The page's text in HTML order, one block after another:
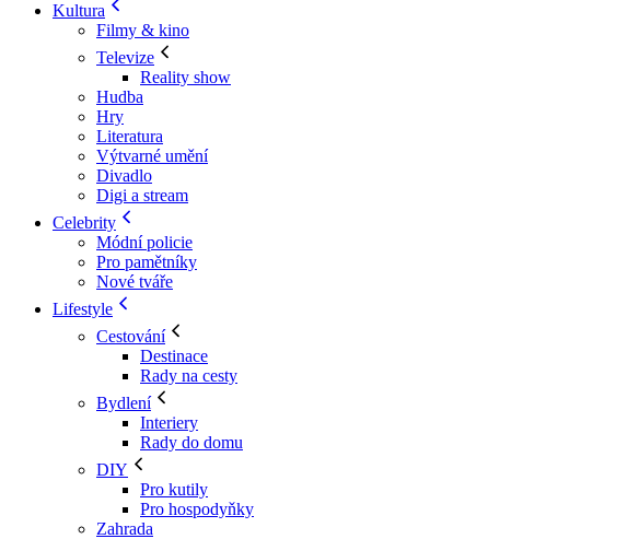
Kultura
Filmy & kino
Televize
Reality show
Hudba
Hry
Literatura
Výtvarné umění
Divadlo
Digi a stream
Celebrity
Módní policie
Pro pamětníky
Nové tváře
Lifestyle
Cestování
Destinace
Rady na cesty
Bydlení
Interiery
Rady do domu
DIY
Pro kutily
Pro hospodyňky
Zahrada